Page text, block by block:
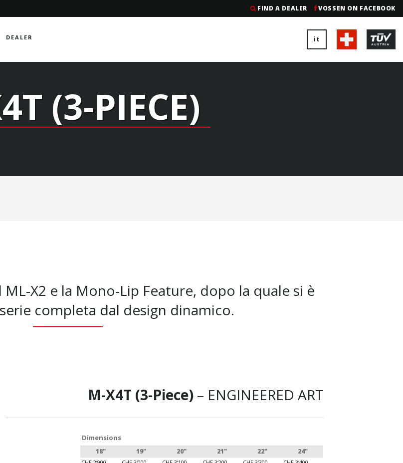
FIND A DEALER VOSSEN ON FACEBOOK
DEALER it
(3-PIECE)
X2 e la Mono-Lip Feature, dopo la quale si è
completa dal design dinamico.
M-X4T (3-Piece) – ENGINEERED ART
Dimensions
18" 19" 20" 21" 22" 24"